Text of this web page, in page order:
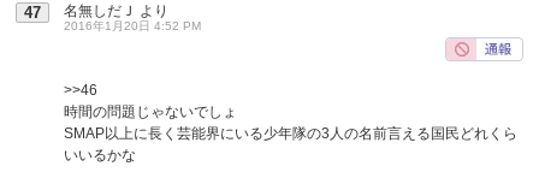
47 名無しだＪ より
2016年1月20日 4:52 PM
>>46
時間の問題じゃないでしょ
SMAP以上に長く芸能界にいる少年隊の3人の名前言える国民どれくら
いいるかな